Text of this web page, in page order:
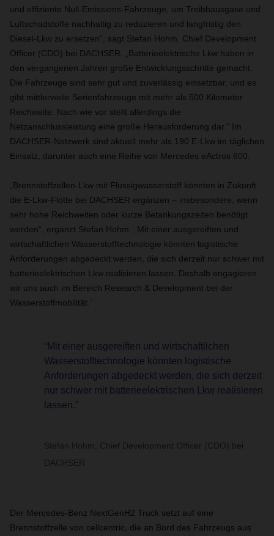
und effiziente Null-Emissions-Fahrzeuge, um Treibhausgase und
Luftschadstoffe nachhaltig zu reduzieren und langfristig den
Diesel-Lkw zu ersetzen“, sagt Stefan Hohm, Chief Development
Officer (CDO) bei DACHSER. „Batterieelektrische Lkw haben in
den vergangenen Jahren große Entwicklungsschritte gemacht.
Die Fahrzeuge sind sehr gut und zuverlässig einsetzbar, und es
gibt mittlerweile Serienfahrzeuge mit mehr als 500 Kilometer
Reichweite. Nach wie vor stellt allerdings die
Netzanschlussleistung eine große Herausforderung dar.“ Im
DACHSER-Netzwerk sind aktuell mehr als 190 E-Lkw im täglichen
Einsatz, darunter auch eine Reihe von Mercedes eActros 600.
„Brennstoffzellen-Lkw mit Flüssigwasserstoff könnten in Zukunft
die E-Lkw-Flotte bei DACHSER ergänzen – insbesondere, wenn
sehr hohe Reichweiten oder kurze Betankungszeiten benötigt
werden“, ergänzt Stefan Hohm. „Mit einer ausgereiften und
wirtschaftlichen Wasserstofftechnologie könnten logistische
Anforderungen abgedeckt werden, die sich derzeit nur schwer mit
batterieelektrischen Lkw realisieren lassen. Deshalb engagieren
wir uns auch im Bereich Research & Development bei der
Wasserstoffmobilität.“
“Mit einer ausgereiften und wirtschaftlichen
Wasserstofftechnologie könnten logistische
Anforderungen abgedeckt werden, die sich derzeit
nur schwer mit batterieelektrischen Lkw realisieren
lassen.”
Stefan Hohm, Chief Development Officer (CDO) bei
DACHSER
Der Mercedes-Benz NextGenH2 Truck setzt auf eine
Brennstoffzelle von cellcentric, die an Bord des Fahrzeugs aus